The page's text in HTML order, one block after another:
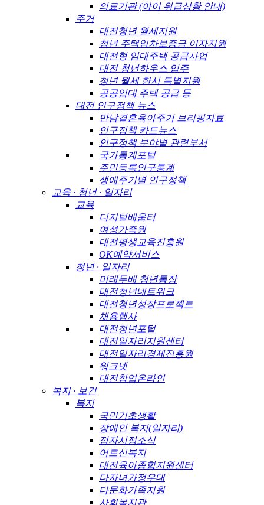
의료기관 (아이 위급상황 안내)
주거
대전청년 월세지원
청년 주택임차보증금 이자지원
대전형 임대주택 공급사업
대전 청년하우스 입주
청년 월세 한시 특별지원
공공임대 주택 공급 등
대전 인구정책 뉴스
만남결혼육아주거 브리핑자료
인구정책 카드뉴스
인구정책 분야별 관련부서
국가통계포털
주민등록인구통계
생애주기별 인구정책
교육 · 청년 · 일자리
교육
디지털배움터
여성가족원
대전평생교육진흥원
OK예약서비스
청년 · 일자리
미래두배 청년통장
대전청년네트워크
대전청년성장프로젝트
채용행사
대전청년포털
대전일자리지원센터
대전일자리경제진흥원
워크넷
대전창업온라인
복지 · 보건
복지
국민기초생활
장애인 복지(일자리)
점자시정소식
어르신복지
대전육아종합지원센터
다자녀가정우대
다문화가족지원
사회복지관